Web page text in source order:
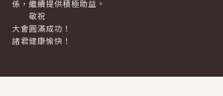
係，繼續提供積極助益。
敬祝
大會圓滿成功！
諸君健康愉快！